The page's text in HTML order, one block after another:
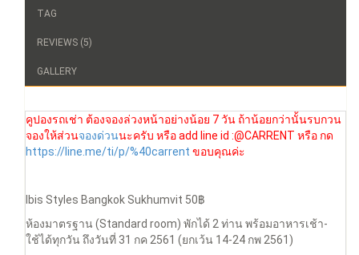
TAG
REVIEWS (5)
GALLERY
คูปองรถเช่า ต้องจองล่วงหน้าอย่างน้อย 7 วัน ถ้าน้อยกว่านั้นรบกวน
จองให้ส่วนจองด่วนนะครับ หรือ add line id :@CARRENT หรือ กด
https://line.me/ti/p/%40carrent ขอบคุณค่ะ
Ibis Styles Bangkok Sukhumvit 50฿
ห้องมาตรฐาน (Standard room) พักได้ 2 ท่าน พร้อมอาหารเช้า-
ใช้ได้ทุกวัน ถึงวันที่ 31 กค 2561 (ยกเว้น 14-24 กพ 2561)